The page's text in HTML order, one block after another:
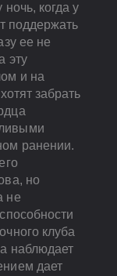
когда у
поддержать
ее не
эту
и на
забрать
ранении.
но
не
клуба
наблюдает
дает